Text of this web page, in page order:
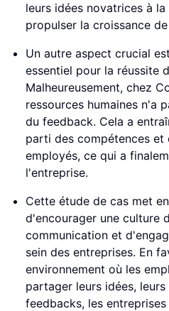
leurs idées novatrices à
propulser la croissance
Un autre aspect crucial
essentiel pour la réussite
Malheureusement, chez
ressources humaines n'a
du feedback. Cela a
parti des compétences et
employés, ce qui a
l'entreprise.
Cette étude de cas met
d'encourager une culture
communication et
sein des entreprises. En
environnement où les
partager leurs idées,
feedbacks, les